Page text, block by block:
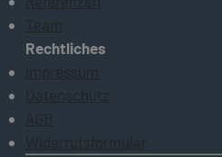
Team
Rechtliches
Impressum
Datenschutz
AGB
Widerrufsformular